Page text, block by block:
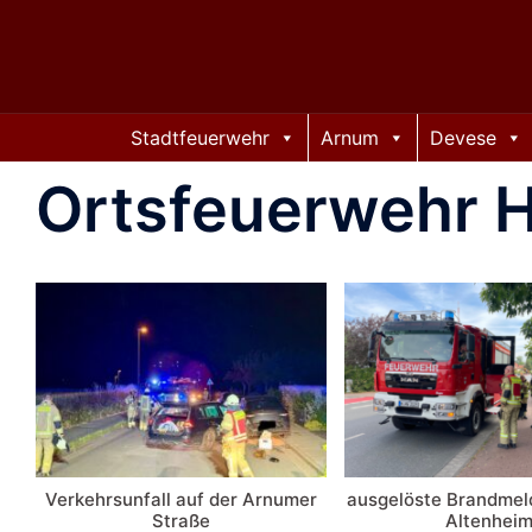
Stadtfeuerwehr Arnum Devese
Ortsfeuerwehr
Verkehrsunfall auf der Arnumer
Straße
ausgelöste